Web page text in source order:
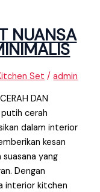
NUANSA
Set /admin
DAN
putih cerah
dalam interior
kesan
yang
Dengan
interior kitchen